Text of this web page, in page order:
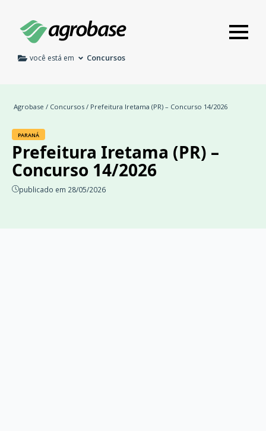
você está em Concursos
Agrobase / Concursos / Prefeitura Iretama (PR) – Concurso 14/2026
PARANÁ
Prefeitura Iretama (PR) –
Concurso 14/2026
publicado em 28/05/2026